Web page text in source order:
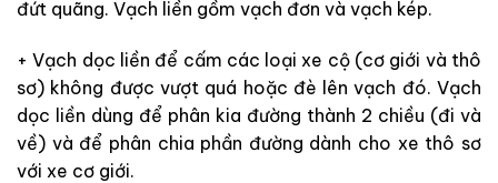
đứt quãng. Vạch liền gồm vạch đơn và vạch kép.
+ Vạch dọc liền để cấm các loại xe cộ (cơ giới và thô
sơ) không được vượt quá hoặc đè lên vạch đó. Vạch
dọc liền dùng để phân kia đường thành 2 chiều (đi và
về) và để phân chia phần đường dành cho xe thô sơ
với xe cơ giới.